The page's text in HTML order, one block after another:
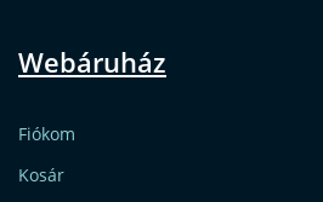
Webáruház
Fiókom
Kosár